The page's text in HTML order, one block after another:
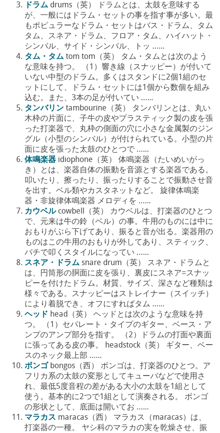
ドラム drums（英） ドラムとは、太鼓を意味する
が、一般にはドラム・セットの事を指す事が多い。最
もポピュラーなドラム・セットはバス・ドラム、タム
タム、スネア・ドラム、フロア・タム、ハイハット・
シンバル、サイド・シンバル、トッ …...
タム・タム tom tom（英） タム・タムとは次のよう
な意味を持つ。 （1）響き線（スナッピー）が付いて
いない中型のドラム。多くはスタンドに2個1組のセ
ットにして、ドラム・セットには1個から数個を組み
込む。また、3本の足が付いてい …...
タンバリン tambourine（英） タンバリンとは、丸い
木枠の片面に、子牛の皮やプラスティック製の皮を張
った打楽器で、丸枠の側面の穴に小さな金属製のジン
グル（小型のシンバル）が付けられている。小型の片
面に皮を張った太鼓のひとつで …...
体鳴楽器 idiophone（英） 体鳴楽器（たいめいがっ
き）とは、楽器自体の振動を音源とする楽器である。
叩いたり、擦ったり、振ったりすることで振動させ音
を出す。ベル類やカスタネットなど。 旋律体鳴楽
器・非旋律体鳴楽器 メロディを …...
カウベル cowbell（英） カウベルは、打楽器のひとつ
で、元来は牛の鈴（ベル）の事。牛用のものには中に
おもりがぶら下げてあり、振ると音が出る。楽器用の
ものはこの牛用のおもりが外してあり、スティック、
バチで叩くスタイルになってい …...
スネア・ドラム snare drum（英） スネア・ドラムと
は、円筒形の胴面に皮を張り、裏皮にスネア=スナッ
ピーを付けたドラム。材質、サイズ、深さなど種類は
様々である。スナッピーはストレイナー（スイッチ）
により着脱でき、オフにすればタム …...
ヘッド head（英） ヘッドとは次のような意味を持
つ。 （1）セパレート・タイプのギター、ベース・ア
ンプのアンプ部分を指す。 （2）ドラムの打面や裏面
に張ってある皮の事。 headstock（英） ギター、ベー
スのネック最上部 …...
ボンゴ bongos（西） ボンゴは、打楽器のひとつ。ア
フリカ系の太鼓の変形としてキューバなどで使用さ
れ、最低5度音程の差がある大小の太鼓を1組として
使う。基本的に2つで1組として演奏される。 ボンゴ
の形状として、底面は開いてお …...
マラカス maracas（西） マラカス（maracas）は、
打楽器の一種。 ヤシ科のマラカの実を乾燥させ、振